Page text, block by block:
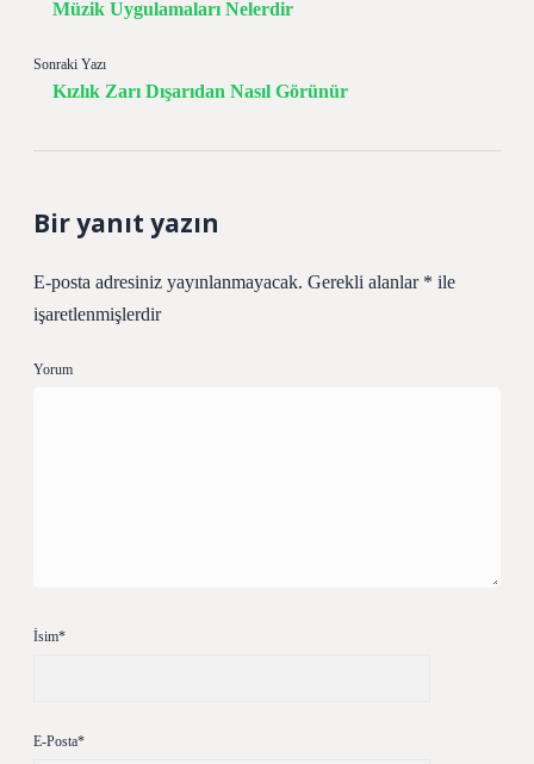
Müzik Uygulamaları Nelerdir
Sonraki Yazı
Kızlık Zarı Dışarıdan Nasıl Görünür
Bir yanıt yazın
E-posta adresiniz yayınlanmayacak. Gerekli alanlar * ile
işaretlenmişlerdir
Yorum
İsim*
E-Posta*